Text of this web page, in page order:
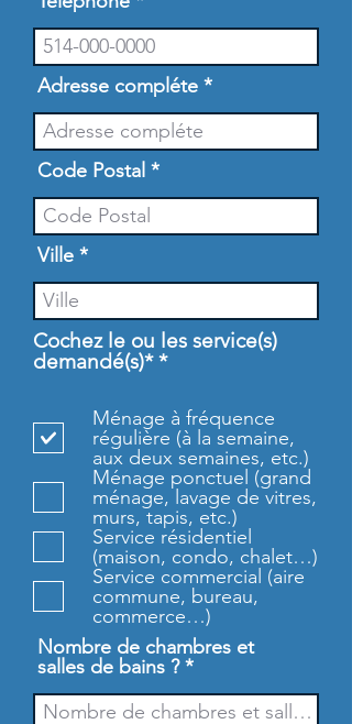
Adresse compléte
Code Postal
Ville
Cochez le ou les service(s)
demandé(s)* *O
g
a
t
o
i
r
e
Ménage à fréquence
régulière (à la semaine,
aux deux semaines, etc.)
Ménage ponctuel (grand
ménage, lavage de vitres,
murs, tapis, etc.)
Service résidentiel
(maison, condo, chalet…)
Service commercial (aire
commune, bureau,
commerce…)
Nombre de chambres et
salles de bains ?